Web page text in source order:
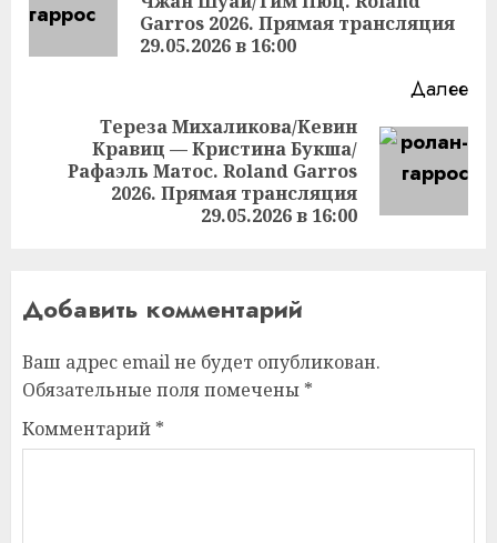
Garros 2026. Прямая трансляция
29.05.2026 в 16:00
Далее
Следующая
Тереза Михаликова/Кевин
Кравиц — Кристина Букша/
Рафаэль Матос. Roland Garros
2026. Прямая трансляция
29.05.2026 в 16:00
Добавить комментарий
Ваш адрес email не будет опубликован.
Обязательные поля помечены *
Комментарий *